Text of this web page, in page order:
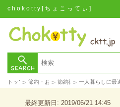
chokotty[ちょこってぃ]
トップ> 節約・お金
> 節約術> 一人暮らしに最
最終更新日: 2019/06/21 14:45